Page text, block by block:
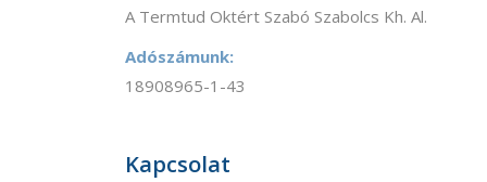
A Termtud Oktért Szabó Szabolcs Kh. Al.
Adószámunk:
18908965-1-43
Kapcsolat